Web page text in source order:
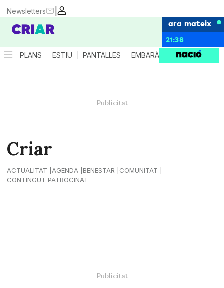
|
Newsletters
ara mateix
21:38
PLANS ESTIU PANTALLES EMBARÀS CRIANÇA
Criar
ACTUALITAT AGENDA BENESTAR
COMUNITAT
CONTINGUT PATROCINAT